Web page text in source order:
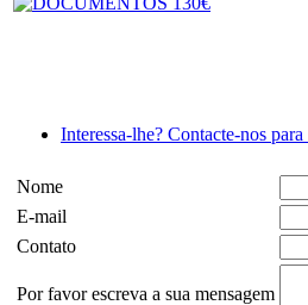
Interessa-lhe? Contacte-nos
Nome
E-mail
Contato
Por favor escreva a sua mensagem